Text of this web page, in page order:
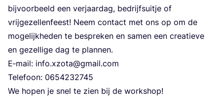
bij­vo­or­be­eld een ver­ja­ar­dag, bedrij­f­su­itje of
vrij­ge­zel­len­fe­est! Neem con­tact met ons op om de
moge­lij­k­he­den te bes­pre­ken en samen een cre­ati­eve
en gezel­li­ge dag te plannen.
E‑mail: info.​xzota@​gmail.​com
Tele­fo­on: 0654232745
We hopen je snel te zien bij de workshop!